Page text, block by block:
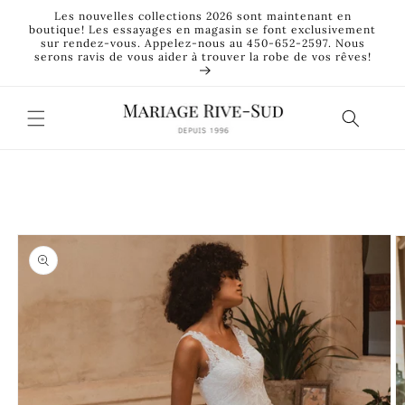
passer
au
contenu
Les nouvelles collections 2026 sont maintenant en
boutique! Les essayages en magasin se font exclusivement
sur rendez-vous. Appelez-nous au 450-652-2597. Nous
serons ravis de vous aider à trouver la robe de vos rêves!